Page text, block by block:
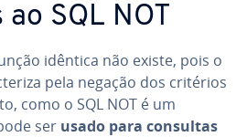
SQL NOT
idêntica não existe, pois o
pela negação dos critérios
como o SQL NOT é um
ser usado para consultas